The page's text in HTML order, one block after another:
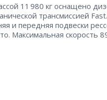
11 980 кг оснащено
трансмиссией
и передняя подвески
Максимальная скорость